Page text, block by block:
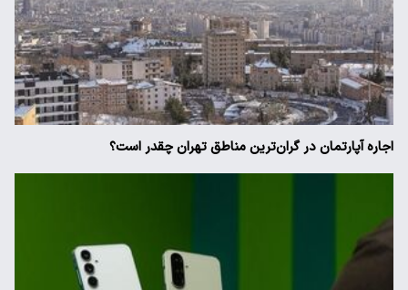
اجاره آپارتمان در گران‌ترین مناطق تهران چقدر است؟